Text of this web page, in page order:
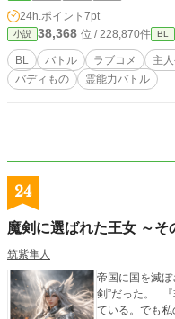
24h.ポイント 7pt
小説 38,368 位 / 228,870件 BL
BL バトル ラブコメ 主
バディもの
霊能力バトル
24
魔剣に選ばれた王女 ～そ
筑紫隼人
帝国に国を滅
剣”だった。 『
ている。でも